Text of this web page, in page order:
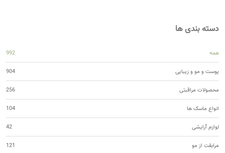
دسته بندی ها
همه 992
پوست و مو و زیبایی 904
محصولات مراقبتی 256
انواع ماسک ها 104
لوازم آرایشی 42
مرابقت از مو 121